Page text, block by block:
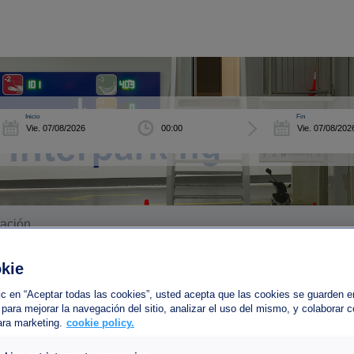
Inicio Fin
Interparking Némausus
Nîmes
en “Aceptar todas las cookies”, usted acepta que las cookies se guarden
mejorar la navegación del sitio, analizar el uso del mismo, y colaborar
marketing.
cookie policy.